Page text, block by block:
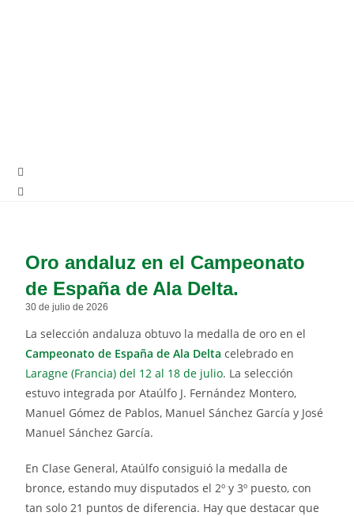
Oro andaluz en el Campeonato
de España de Ala Delta.
30 de julio de 2026
La selección andaluza obtuvo la medalla de oro en el
Campeonato de España de Ala Delta celebrado en
Laragne (Francia) del 12 al 18 de julio. La selección
estuvo integrada por Ataúlfo J. Fernández Montero,
Manuel Gómez de Pablos, Manuel Sánchez García y José
Manuel Sánchez García.
En Clase General, Ataúlfo consiguió la medalla de
bronce, estando muy disputados el 2º y 3º puesto, con
tan solo 21 puntos de diferencia. Hay que destacar que